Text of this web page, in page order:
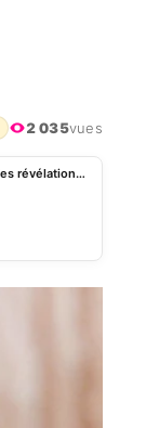
2 035vues
Sarah Ferguson en larmes après les révélations sur son amitié avec Jeffrey Epstein